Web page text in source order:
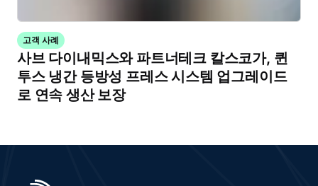
고객 사례
사브 다이내믹스와 파트너테크 칼스코가, 퀸
투스 냉간 등방성 프레스 시스템 업그레이드
로 연속 생산 보장